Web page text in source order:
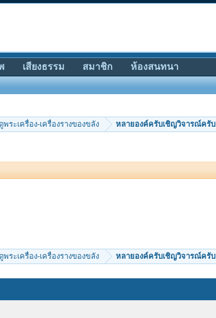
พระเครื่อง-เครื่องรางของขลัง หลายองค์ครับเชิญวิจารณ์ครับ
พระเครื่อง-เครื่องรางของขลัง หลายองค์ครับเชิญวิจารณ์ครับ
เสียงธรรม สมาชิก ห้องสนทนา